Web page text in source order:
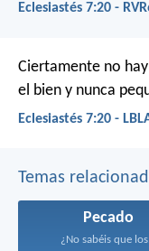
Eclesiastés 7:20 -
Ciertamente no
el bien y nunca
Eclesiastés 7:20 -
Temas
Pecado
¿No sabéis que